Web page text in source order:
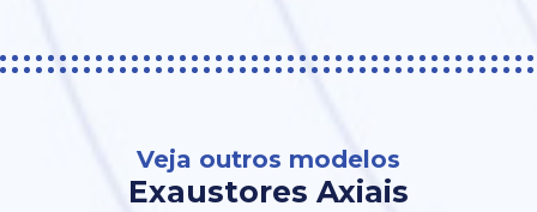
Veja outros modelos
Exaustores Axiais